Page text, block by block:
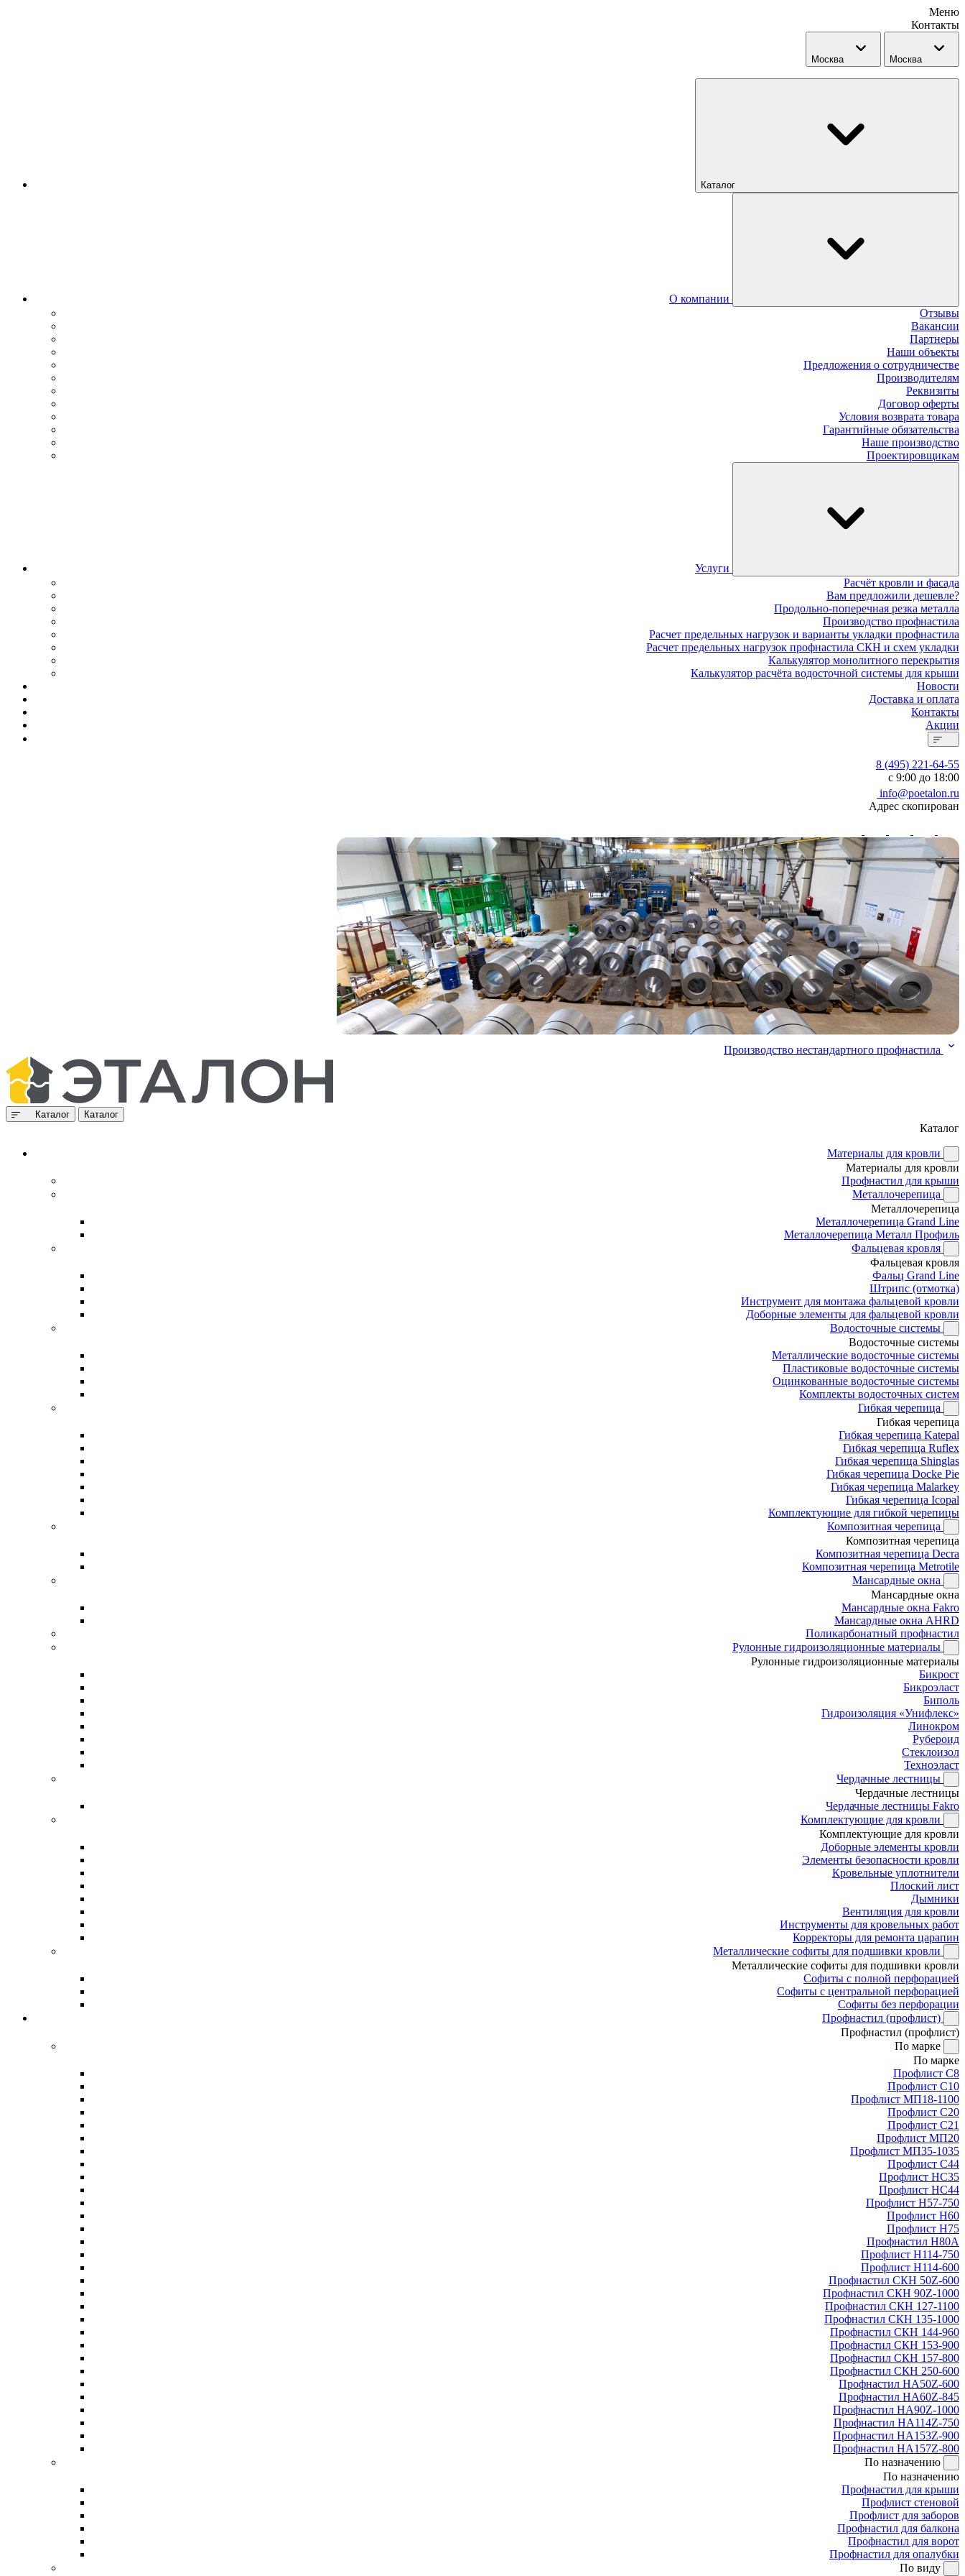
Меню
Контакты
Москва Москва
Каталог
О компании
Отзывы
Вакансии
Партнеры
Наши объекты
Предложения о сотрудничестве
Производителям
Реквизиты
Договор оферты
Условия возврата товара
Гарантийные обязательства
Наше производство
Проектировщикам
Услуги
Расчёт кровли и фасада
Вам предложили дешевле?
Продольно-поперечная резка металла
Производство профнастила
Расчет предельных нагрузок и варианты укладки профнастила
Расчет предельных нагрузок профнастила СКН и схем укладки
Калькулятор монолитного перекрытия
Калькулятор расчёта водосточной системы для крыши
Новости
Доставка и оплата
Контакты
Акции
8 (495) 221-64-55
с 9:00 до 18:00
info@poetalon.ru
Адрес скопирован
Производство нестандартного профнастила
Каталог Каталог
Каталог
Материалы для кровли
Материалы для кровли
Профнастил для крыши
Металлочерепица
Металлочерепица
Металлочерепица Grand Line
Металлочерепица Металл Профиль
Фальцевая кровля
Фальцевая кровля
Фальц Grand Line
Штрипс (отмотка)
Инструмент для монтажа фальцевой кровли
Доборные элементы для фальцевой кровли
Водосточные системы
Водосточные системы
Металлические водосточные системы
Пластиковые водосточные системы
Оцинкованные водосточные системы
Комплекты водосточных систем
Гибкая черепица
Гибкая черепица
Гибкая черепица Katepal
Гибкая черепица Ruflex
Гибкая черепица Shinglas
Гибкая черепица Docke Pie
Гибкая черепица Malarkey
Гибкая черепица Icopal
Комплектующие для гибкой черепицы
Композитная черепица
Композитная черепица
Композитная черепица Decra
Композитная черепица Metrotile
Мансардные окна
Мансардные окна
Мансардные окна Fakro
Мансардные окна AHRD
Поликарбонатный профнастил
Рулонные гидроизоляционные материалы
Рулонные гидроизоляционные материалы
Бикрост
Бикроэласт
Биполь
Гидроизоляция «Унифлекс»
Линокром
Рубероид
Стеклоизол
Техноэласт
Чердачные лестницы
Чердачные лестницы
Чердачные лестницы Fakro
Комплектующие для кровли
Комплектующие для кровли
Доборные элементы кровли
Элементы безопасности кровли
Кровельные уплотнители
Плоский лист
Дымники
Вентиляция для кровли
Инструменты для кровельных работ
Корректоры для ремонта царапин
Металлические софиты для подшивки кровли
Металлические софиты для подшивки кровли
Софиты с полной перфорацией
Софиты с центральной перфорацией
Софиты без перфорации
Профнастил (профлист)
Профнастил (профлист)
По марке
По марке
Профлист С8
Профлист С10
Профлист МП18-1100
Профлист С20
Профлист С21
Профлист МП20
Профлист МП35-1035
Профлист С44
Профлист НС35
Профлист НС44
Профлист Н57-750
Профлист Н60
Профлист Н75
Профнастил Н80А
Профлист Н114-750
Профлист Н114-600
Профнастил СКН 50Z-600
Профнастил СКН 90Z-1000
Профнастил СКН 127-1100
Профнастил СКН 135-1000
Профнастил СКН 144-960
Профнастил СКН 153-900
Профнастил СКН 157-800
Профнастил СКН 250-600
Профнастил НА50Z-600
Профнастил НА60Z-845
Профнастил НА90Z-1000
Профнастил НА114Z-750
Профнастил НА153Z-900
Профнастил НА157Z-800
По назначению
По назначению
Профнастил для крыши
Профлист стеновой
Профлист для заборов
Профнастил для балкона
Профнастил для ворот
Профнастил для опалубки
По виду